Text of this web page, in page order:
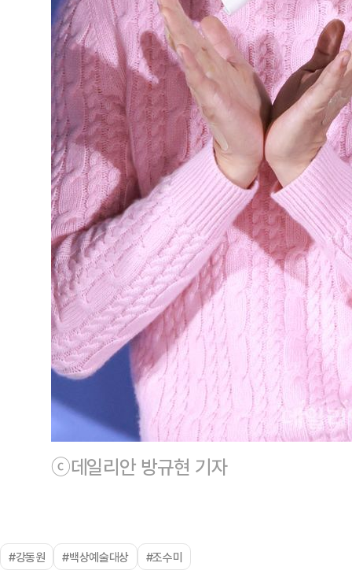
ⓒ데일리안 방규현 기자
#강동원 #백상예술대상 #조수미